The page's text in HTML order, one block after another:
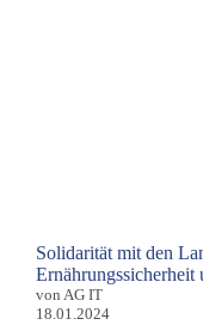
Solidarität mit den
von AG IT
18.01.2024